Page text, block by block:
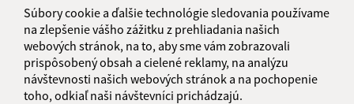
Súbory cookie a ďalšie technológie sledovania používame
na zlepšenie vášho zážitku z prehliadania našich
webových stránok, na to, aby sme vám zobrazovali
prispôsobený obsah a cielené reklamy, na analýzu
návštevnosti našich webových stránok a na pochopenie
toho, odkiaľ naši návštevníci prichádzajú.
082 42 Bzenov
info@obecbzenov.sk
+421 51 779 63 37
IČO: 00326895